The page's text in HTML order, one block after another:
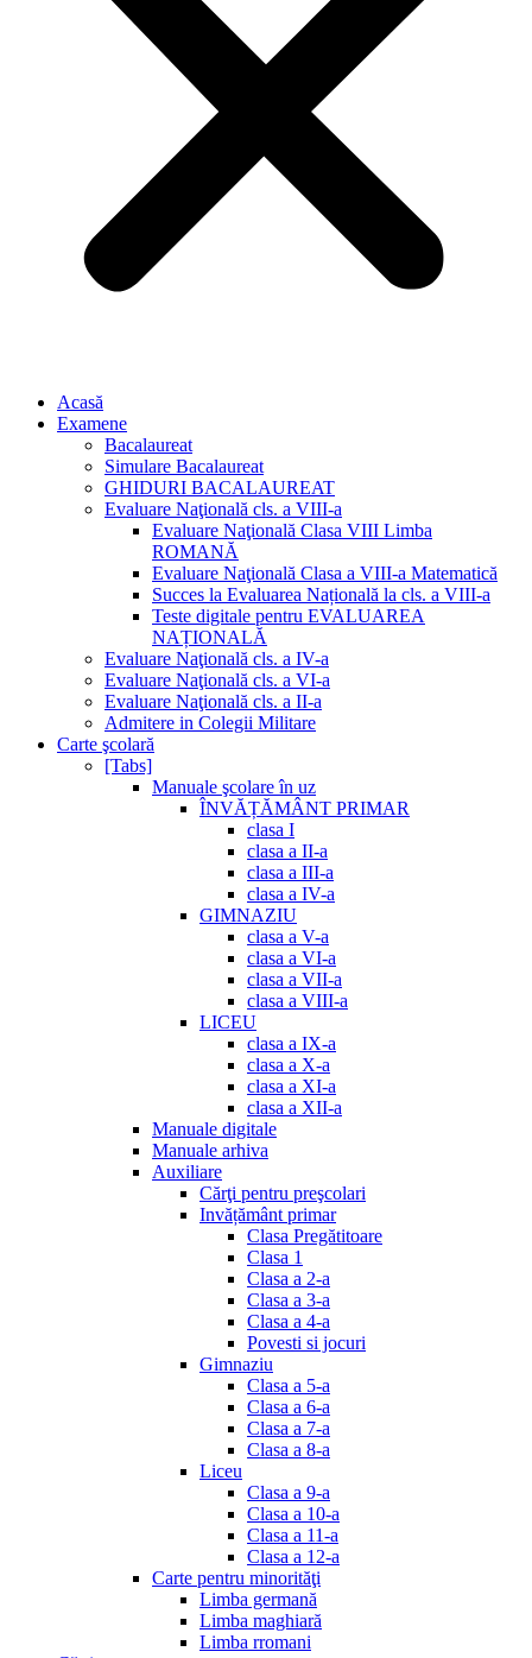
Acasă
Examene
Bacalaureat
Simulare Bacalaureat
GHIDURI BACALAUREAT
Evaluare Naţională cls. a VIII-a
Evaluare Naţională Clasa VIII Limba
ROMANĂ
Evaluare Naţională Clasa a VIII-a Matematică
Succes la Evaluarea Națională la cls. a VIII-a
Teste digitale pentru EVALUAREA
NAȚIONALĂ
Evaluare Naţională cls. a IV-a
Evaluare Naţională cls. a VI-a
Evaluare Naţională cls. a II-a
Admitere in Colegii Militare
Carte şcolară
[Tabs]
Manuale şcolare în uz
ÎNVĂȚĂMÂNT PRIMAR
clasa I
clasa a II-a
clasa a III-a
clasa a IV-a
GIMNAZIU
clasa a V-a
clasa a VI-a
clasa a VII-a
clasa a VIII-a
LICEU
clasa a IX-a
clasa a X-a
clasa a XI-a
clasa a XII-a
Manuale digitale
Manuale arhiva
Auxiliare
Cărţi pentru preşcolari
Invățământ primar
Clasa Pregătitoare
Clasa 1
Clasa a 2-a
Clasa a 3-a
Clasa a 4-a
Povesti si jocuri
Gimnaziu
Clasa a 5-a
Clasa a 6-a
Clasa a 7-a
Clasa a 8-a
Liceu
Clasa a 9-a
Clasa a 10-a
Clasa a 11-a
Clasa a 12-a
Carte pentru minorităţi
Limba germană
Limba maghiară
Limba rromani